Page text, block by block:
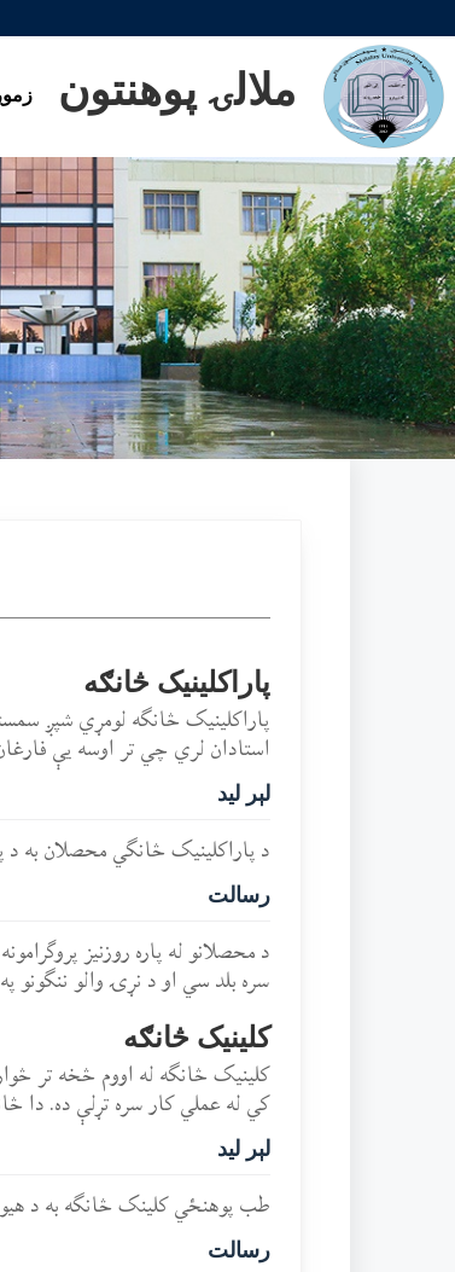
ملالۍ پوهنتون
پاراکلینیک څانګه
پاراکلینیک څانګه لومړي شپږ
استادان لري چي تر اوسه یې
لېر لید
د پاراکلینیک څانګي محصلان به د
رسالت
د محصلانو له پاره روزنیز
سره بلد سي او د نړۍ والو ننګونو
کلینیک څانګه
کلینیک څانګه له اووم څخه تر
کي له عملي کار سره تړلې ده. دا
لېر لید
طب پوهنځي کلینک څانګه به د
رسالت